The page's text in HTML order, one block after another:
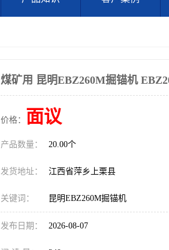
煤矿用 昆明EBZ260M掘锚机
价格： 面议
产品数量： 20.00个
发货地址： 江西省萍乡上栗县
关键词： 昆明EBZ260M掘锚机
发布日期： 2026-08-07